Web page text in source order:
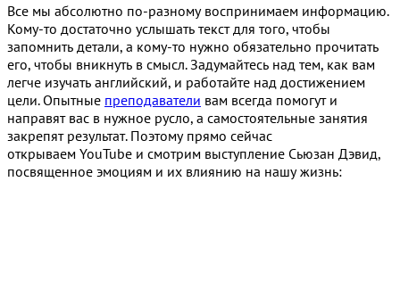
Все мы абсолютно по-разному воспринимаем информацию.
Кому-то достаточно услышать текст для того, чтобы
запомнить детали, а кому-то нужно обязательно прочитать
его, чтобы вникнуть в смысл. Задумайтесь над тем, как вам
легче изучать английский, и работайте над достижением
цели. Опытные преподаватели вам всегда помогут и
направят вас в нужное русло, а самостоятельные занятия
закрепят результат. Поэтому прямо сейчас
открываем YouTube и смотрим выступление Сьюзан Дэвид,
посвященное эмоциям и их влиянию на нашу жизнь: